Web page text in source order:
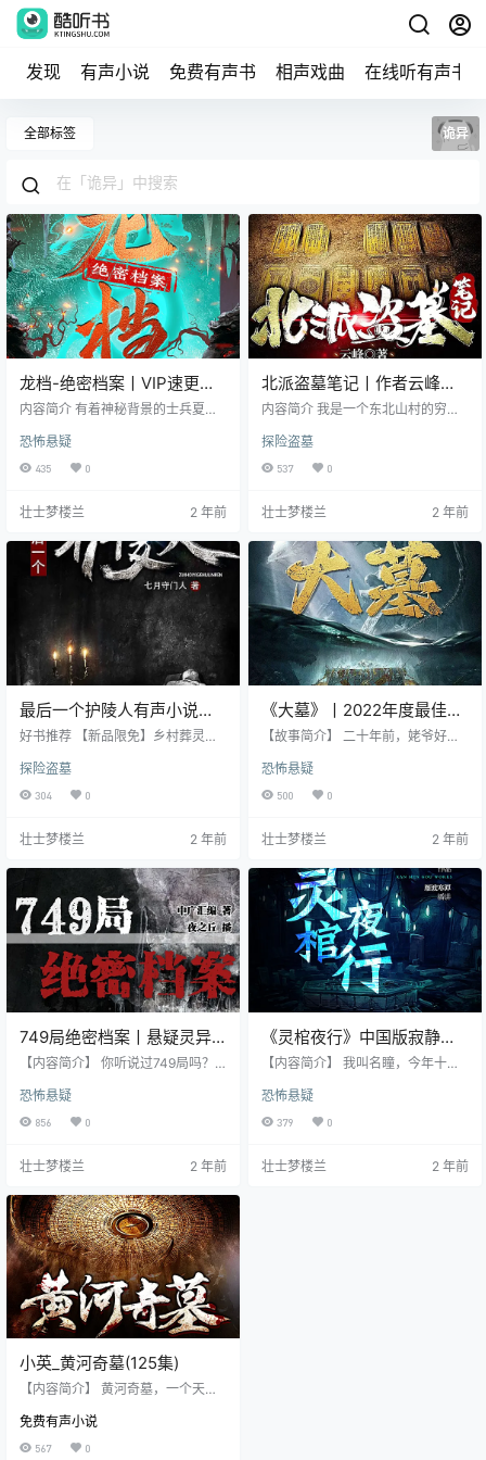
发现 有声小说 免费有声书 相声戏曲 在线听有声书
全部标签 诡异
龙档-绝密档案丨VIP速更版&
恐怖探险＆精品多人剧
内容简介 有着神秘背景的士兵夏志
项简单的任务。二人先去了一个叫
做回龙镇的小镇，可谁知道事情远
一汪清水 地底龙吟声不断 斩龙人惊
穿着几千年传承的神秘图腾在地底
深处守护着未来
恐怖悬疑
435 0
壮士梦楼兰 2 年前
北派盗墓笔记丨作者云峰丨
全网霸榜&写实盗墓文| 灵异
境摸金人北境校尉疯狂盗贼
内容简介 我是一个东北山村的穷小
我加入了一个北方派盗墓团伙。从
南到北，江湖百态，三教九流，这
多的奇人异事，各位如有兴趣，不
贼的江湖见闻。
探险盗墓
537 0
壮士梦楼兰 2 年前
最后一个护陵人有声小说全
集 – 原野播讲 完结
好书推荐 【新品限免】乡村葬灵师
烧不化的“血尸”吗？ 你听过黄大仙
“索命”的故事吗？ 戳上方标题一键
收听，VIP免费！限免期赶紧上车！
王铮在毕业后守着父母传给自己的
子，结果没想到因为上门帮一个主
顾麦建国看一面古镜时，发现他家
里有诡异的情况。 【主播简介】 原
野：知名演播者。
探险盗墓
304 0
壮士梦楼兰 2 年前
《大墓》丨2022年度最佳盗
墓大作丨老刘讲故事
【故事简介】 二十年前，姥爷好心
难。 但让人没想到的是灾难只是个
开始，真正的秘密被掩埋在了深山
中。 这是一座大幕，也是一条无法
尸，通天殿，卷尸虫，这里发生的
地，我发现， 我竟撞破了一场筹划
千年的阴谋。 东北的黑土地下到底
埋着什么样不可告人的秘密？ 随着
一个灿烂文明的消亡，一个惊天阴
谋渐渐地浮出水面。 一切，都…
恐怖悬疑
500 0
壮士梦楼兰 2 年前
749局绝密档案丨悬疑灵异
丨恐怖推理
【内容简介】 你听说过749局吗？
的神秘组织。 还有人认为，749局
的工作内容，其实是对出现在国内
的对外星生命体进行调查与保密。
个世界上真的存在超能力者和超自
直到有一次我卷入了一场离奇的案
件，才有机会触碰到了749的绝密档
案…… 【作者】 中广汇编 【主播】
夜之丘
恐怖悬疑
856 0
壮士梦楼兰 2 年前
《灵棺夜行》中国版寂静岭
雁渡寒潭完结
【内容简介】 我叫名瞳，今年十八
山，我居然被装在棺材里活活给埋
了，随之整个村子三百多口人一夜
之间全都消失了，只有晚上这里才
然发现......
恐怖悬疑
379 0
壮士梦楼兰 2 年前
小英_黄河奇墓(125集)
【内容简介】 黄河奇墓，一个天大
生走进探秘之路，黄河下得秘密到
底是什么？让我们一起探索未知之
免费有声小说
567 0